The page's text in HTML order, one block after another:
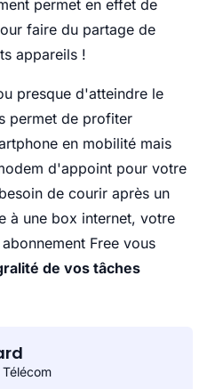
permet en effet de
faire du partage de
appareils !
presque d'atteindre le
permet de profiter
en mobilité mais
d'appoint pour votre
de courir après un
à une box internet, votre
Free vous
de vos tâches